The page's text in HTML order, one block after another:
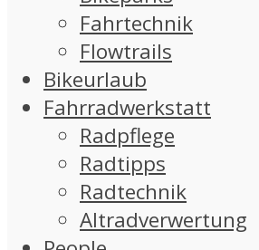
Fahrtechnik
Flowtrails
Bikeurlaub
Fahrradwerkstatt
Radpflege
Radtipps
Radtechnik
Altradverwertung